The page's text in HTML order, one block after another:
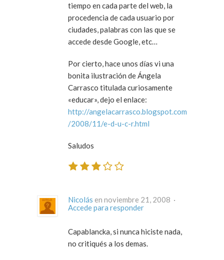
tiempo en cada parte del web, la
procedencia de cada usuario por
ciudades, palabras con las que se
accede desde Google, etc…
Por cierto, hace unos días vi una
bonita ilustración de Ángela
Carrasco titulada curiosamente
«educar», dejo el enlace:
http://angelacarrasco.blogspot.com
/2008/11/e-d-u-c-r.html
Saludos
Nicolás
en noviembre 21, 2008 ·
Accede para responder
Capablancka, si nunca hiciste nada,
no critiqués a los demas.